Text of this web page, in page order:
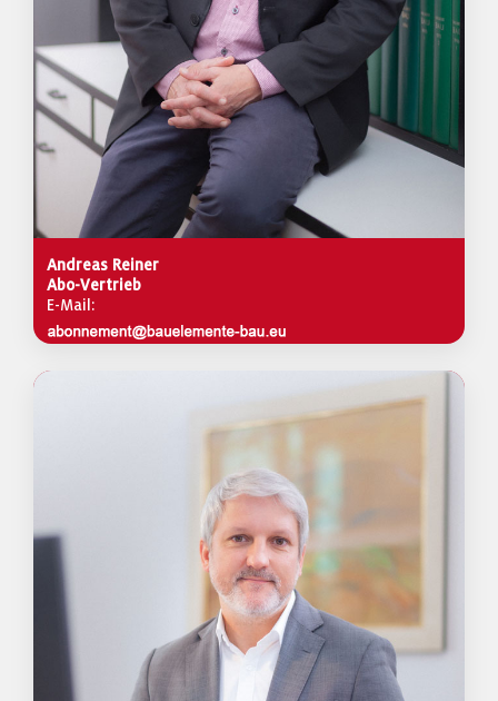
Andreas Reiner
Abo-Vertrieb
E-Mail: